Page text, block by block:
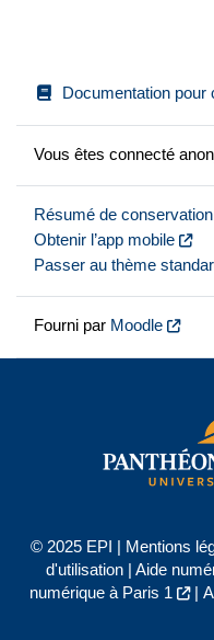
Documentation pour
Vous êtes connecté
Résumé de
Obtenir l’app mobile
Passer au thème
Fourni par Moodle
© 2025 EPI | Mentions
d'utilisation| Aide
numérique à Paris 1
|